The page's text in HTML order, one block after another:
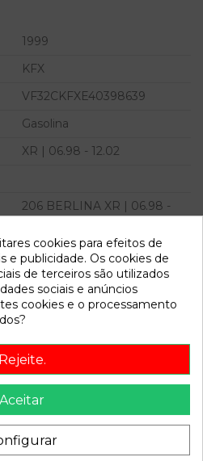
1999
KFX
VF32CKFXE40398639
Gasolina
XR | 06.98 - 12.02
206 BERLINA XR | 06.98 -
12.02
04-04
para peugeot 206 berlina xr |
cookies para efeitos de
e publicidade. Os cookies de
de terceiros são utilizados
sociais e anúncios
cookies e o processamento
Rejeite.
Aceitar